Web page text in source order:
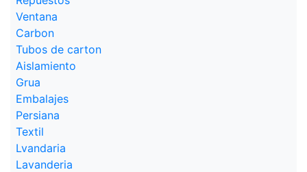
Ventana
Carbon
Tubos de carton
Aislamiento
Grua
Embalajes
Persiana
Textil
Lvandaria
Lavanderia